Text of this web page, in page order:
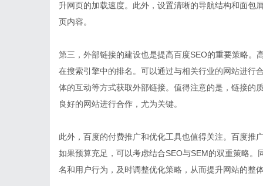
升网页的加载速度。此外，设置清晰的导航结构和面包
页内容。
第三，外部链接的建设也是提高百度SEO的重要策略。
在搜索引擎中的排名。可以通过与相关行业的网站进行
体的互动等方式获取外部链接。值得注意的是，链接的
良好的网站进行合作，尤为关键。
此外，百度的付费推广和优化工具也值得关注。百度推
如果预算充足，可以考虑结合SEO与SEM的双重策略
名和用户行为，及时调整优化策略，从而提升网站的整